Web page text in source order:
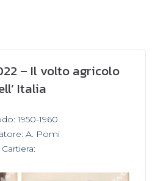
– Il volto agricolo
Italia
1950-1960
A. Pomi
Cartiera: